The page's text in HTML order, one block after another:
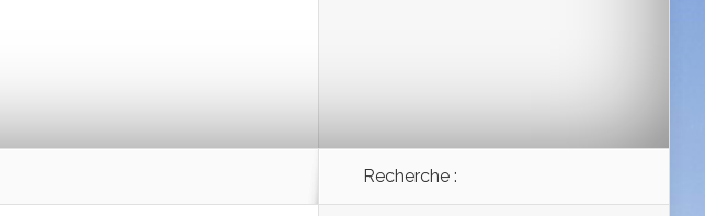
Recherche :